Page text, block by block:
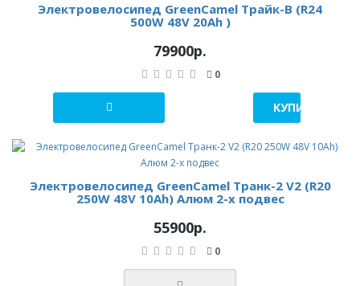
Электровелосипед GreenCamel Трайк-В (R24
500W 48V 20Ah )
79900р.
0
КУПИТЬ В 1
Электровелосипед GreenCamel Транк-2 V2 (R20
250W 48V 10Ah) Алюм 2-х подвес
55900р.
0